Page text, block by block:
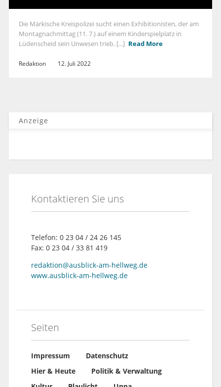
Die Märkische Kreispolizei sucht einen Exhibitionisten, der am
Montagnachmittag (11. 7.) auf einem Kinderspielplatz in
Lüdenscheid sein Unwesen trieb. [...] Read More
Redaktion 12. Juli 2022
Anzeige
Kontaktieren Sie uns
Telefon: 0 23 04 / 24 26 145
Fax: 0 23 04 / 33 81 419
redaktion@ausblick-am-hellweg.de
www.ausblick-am-hellweg.de
Seiten
Impressum
Datenschutz
Hier & Heute
Politik & Verwaltung